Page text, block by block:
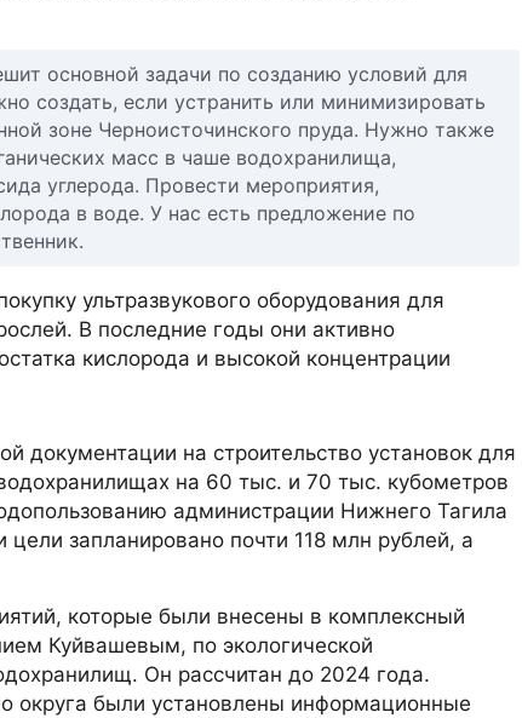
основной задачи по созданию условий для
создать, если устранить или минимизировать
зоне Черноисточинского пруда. Нужно также
масс в чаше водохранилища,
углерода. Провести мероприятия,
в воде. У нас есть предложение по
ультразвукового оборудования для
В последние годы они активно
кислорода и высокой концентрации
документации на строительство установок для
на 60 тыс. и 70 тыс. кубометров
администрации Нижнего Тагила
запланировано почти 118 млн рублей, а
которые были внесены в комплексный
Куйвашевым, по экологической
Он рассчитан до 2024 года.
округа были установлены информационные